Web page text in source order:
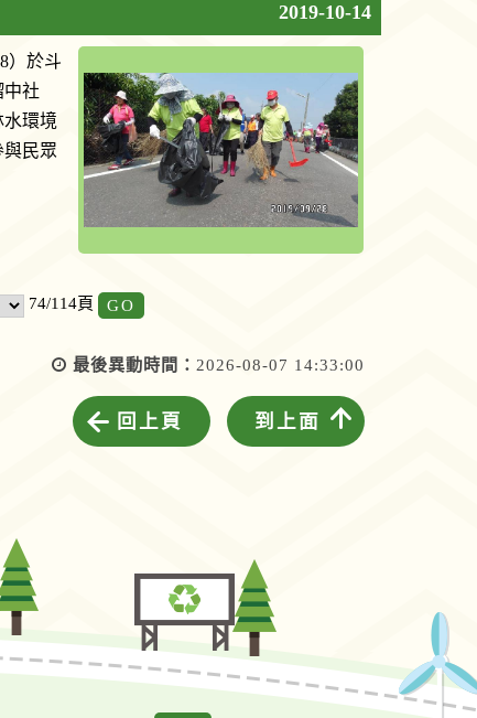
2019-10-14
）於斗
社
環境
民眾
74/114頁 GO
最後異動時間： 2026-08-07 14:33:00
回上頁 到上面